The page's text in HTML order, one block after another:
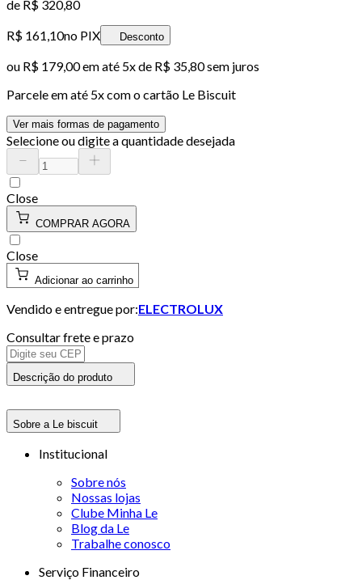
de R$ 320,80
R$ 161,10no PIX Desconto
ou R$ 179,00em até 5x de R$ 35,80 sem juros
Parcele em até 5x com o cartão Le Biscuit
Ver mais formas de pagamento
Selecione ou digite a quantidade desejada
Close
COMPRAR AGORA
Close
Adicionar ao carrinho
Vendido e entregue por:ELECTROLUX
Consultar frete e prazo
Descrição do produto
Sobre a Le biscuit
Institucional
Sobre nós
Nossas lojas
Clube Minha Le
Blog da Le
Trabalhe conosco
Serviço Financeiro